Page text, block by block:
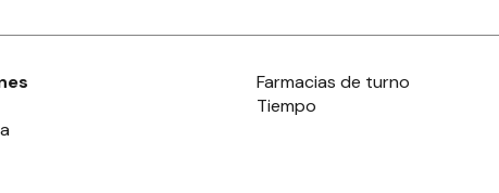
Farmacias de turno
Tiempo